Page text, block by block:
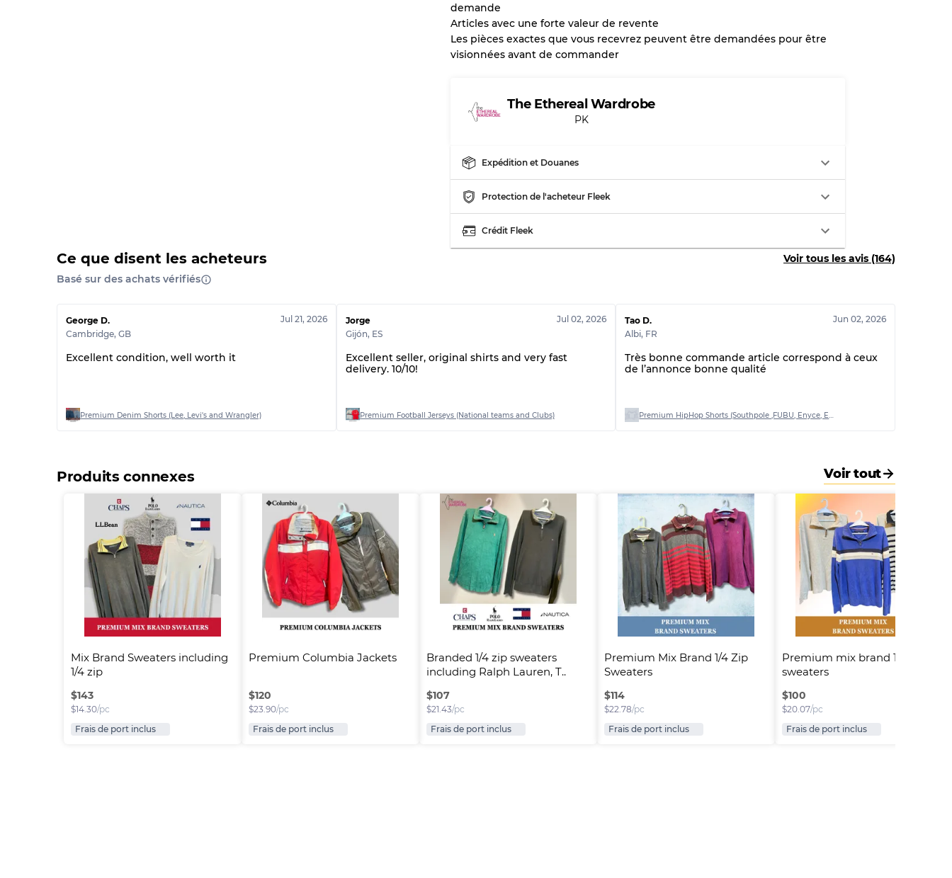
Qualité A
Qualité B Peu utilisé
Qualité AB
Qualité BC
60% B, 40% C
Qualité ABC
demande
Articles avec une forte valeur de revente
Les pièces exactes que vous recevrez peuvent être demandées pour être
visionnées avant de commander
The Ethereal Wardrobe
PK
Expédition et Douanes
Protection de l'acheteur Fleek
Crédit Fleek
Ce que disent les acheteurs
Voir tous les avis (164)
Basé sur des achats vérifiés
George D.
Cambridge, GB
Jul 21, 2026
Excellent condition, well worth it
Premium Denim Shorts (Lee, Levi's and Wrangler)
Jorge
Gijón, ES
Jul 02, 2026
Excellent seller, original shirts and very fast
delivery. 10/10!
Premium Football Jerseys (National teams and Clubs)
Tao D.
Albi, FR
Jun 02, 2026
Très bonne commande article correspond à ceux
de l’annonce bonne qualité
Produits connexes Voir tout
Mix Brand Sweaters including
1/4 zip
$143
$14.30/pc
Frais de port inclus
Premium Columbia Jackets
$120
$23.90/pc
Frais de port inclus
Branded 1/4 zip sweaters
including Ralph Lauren, T..
$107
$21.43/pc
Frais de port inclus
Premium Mix Brand 1/4 Zip
Sweaters
$114
$22.78/pc
Frais de port inclus
Premium mix brand 1/4 zip
sweaters
$100
$20.07/pc
Frais de port inclus